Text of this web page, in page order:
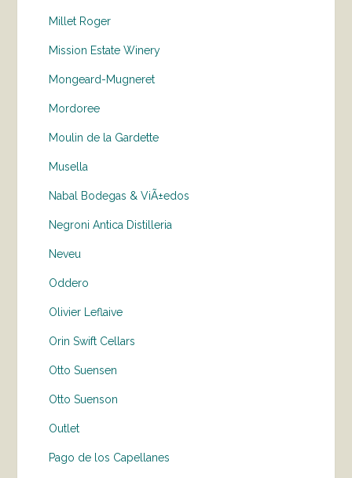
Millet Roger
Mission Estate Winery
Mongeard-Mugneret
Mordoree
Moulin de la Gardette
Musella
Nabal Bodegas & ViÃ±edos
Negroni Antica Distilleria
Neveu
Oddero
Olivier Leflaive
Orin Swift Cellars
Otto Suensen
Otto Suenson
Outlet
Pago de los Capellanes